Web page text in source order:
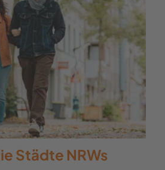
Städte NRWs